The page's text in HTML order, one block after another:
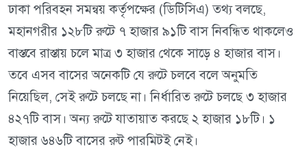
ঢাকা পরিবহন সমন্বয় কর্তৃপক্ষের (ডিটিসিএ) তথ্য বলছে,
মহানগরীর ১২৮টি রুটে ৭ হাজার ৯১টি বাস নিবন্ধিত থাকলেও
বাস্তবে রাস্তায় চলে মাত্র ৩ হাজার থেকে সাড়ে ৪ হাজার বাস।
তবে এসব বাসের অনেকটি যে রুটে চলবে বলে অনুমতি
নিয়েছিল, সেই রুটে চলছে না। নির্ধারিত রুটে চলছে ৩ হাজার
৪২৭টি বাস। অন্য রুটে যাতায়াত করছে ২ হাজার ১৮টি। ১
হাজার ৬৪৬টি বাসের রুট পারমিটই নেই।